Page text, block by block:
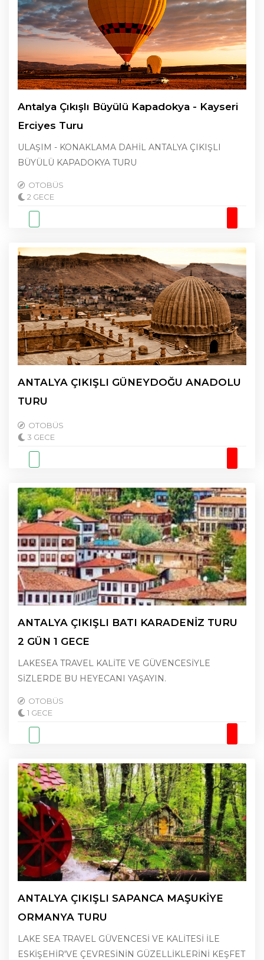
Antalya Çıkışlı Büyülü Kapadokya - Kayseri
Erciyes Turu
ULAŞIM - KONAKLAMA DAHİL ANTALYA ÇIKIŞLI
BÜYÜLÜ KAPADOKYA TURU
OTOBÜS
2 GECE
ANTALYA ÇIKIŞLI GÜNEYDOĞU ANADOLU
TURU
OTOBÜS
3 GECE
ANTALYA ÇIKIŞLI BATI KARADENİZ TURU
2 GÜN 1 GECE
LAKESEA TRAVEL KALİTE VE GÜVENCESİYLE
SİZLERDE BU HEYECANI YAŞAYIN.
OTOBÜS
1 GECE
ANTALYA ÇIKIŞLI SAPANCA MAŞUKİYE
ORMANYA TURU
LAKE SEA TRAVEL GÜVENCESİ VE KALİTESİ İLE
ESKİŞEHİR'VE ÇEVRESİNİN GÜZELLİKLERİNİ KEŞFET